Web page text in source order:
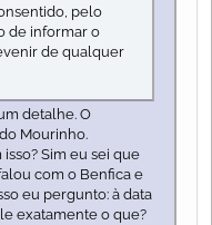
pelo
de informar o
de qualquer
detalhe. O
Mourinho.
Sim eu sei que
com o Benfica e
eu pergunto: à data
exatamente o que?